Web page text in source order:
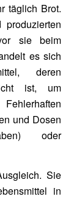
täglich Brot.
sie beim
es sich
deren
ist, um
und Dosen
oder
Sie
in